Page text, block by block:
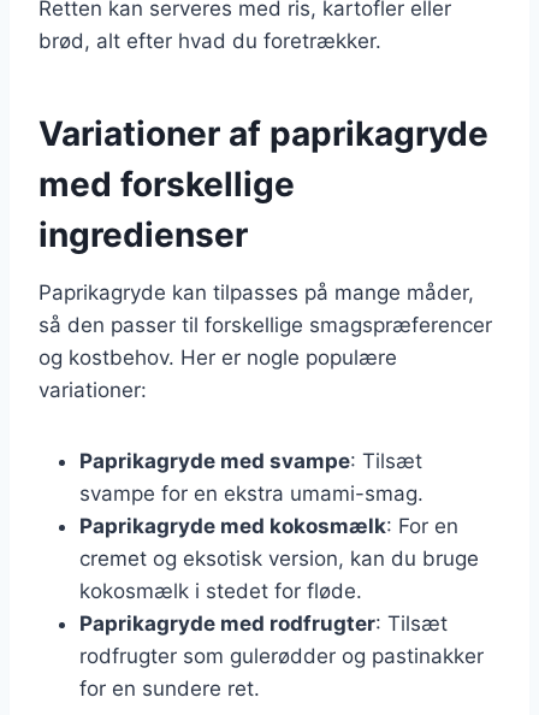
Retten kan serveres med ris, kartofler eller
brød, alt efter hvad du foretrækker.
Variationer af paprikagryde
med forskellige
ingredienser
Paprikagryde kan tilpasses på mange måder,
så den passer til forskellige smagspræferencer
og kostbehov. Her er nogle populære
variationer:
Paprikagryde med svampe: Tilsæt
svampe for en ekstra umami-smag.
Paprikagryde med kokosmælk: For en
cremet og eksotisk version, kan du bruge
kokosmælk i stedet for fløde.
Paprikagryde med rodfrugter: Tilsæt
rodfrugter som gulerødder og pastinakker
for en sundere ret.